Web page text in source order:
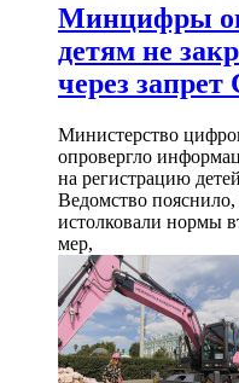
Минцифры
детям не
через
Министерство
опровергло
на регистрацию
Ведомство
истолковали нормы
мер,